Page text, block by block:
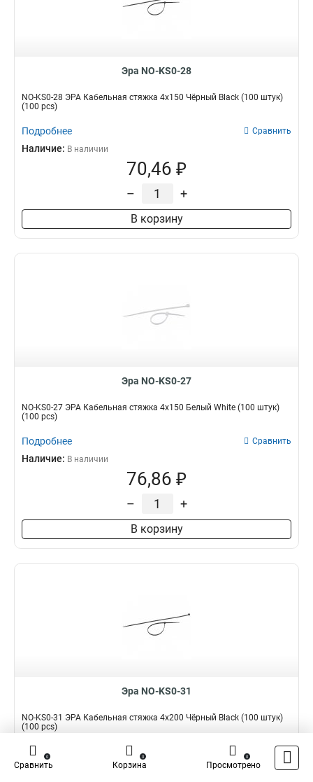
Эра NO-KS0-28
NO-KS0-28 ЭРА Кабельная стяжка 4х150 Чёрный Black (100 штук)
(100 pcs)
Подробнее Сравнить
Наличие: В наличии
70,46 ₽
– +
В корзину
Эра NO-KS0-27
NO-KS0-27 ЭРА Кабельная стяжка 4х150 Белый White (100 штук)
(100 pcs)
Подробнее Сравнить
Наличие: В наличии
76,86 ₽
– +
В корзину
Эра NO-KS0-31
NO-KS0-31 ЭРА Кабельная стяжка 4x200 Чёрный Black (100 штук)
(100 pcs)
Подробнее Сравнить
Наличие:
Сравнить
0
Корзина
0
Просмотрено
0